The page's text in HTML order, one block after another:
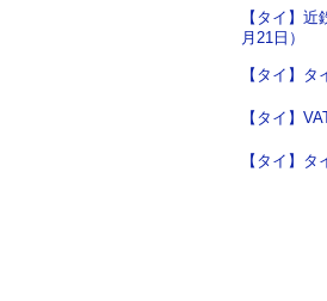
【タイ】
月21日）
【タイ】
【タイ】
【タイ】